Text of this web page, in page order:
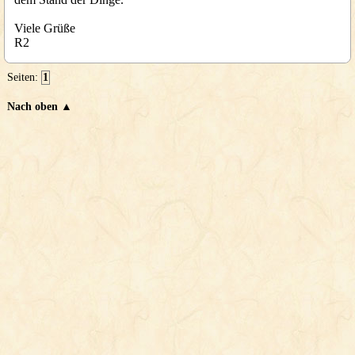
Viele Grüße
R2
Seiten: 1
Nach oben ▲